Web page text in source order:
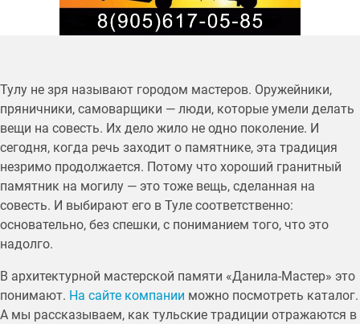
Тулу не зря называют городом мастеров. Оружейники,
пряничники, самоварщики — люди, которые умели делать
вещи на совесть. Их дело жило не одно поколение. И
сегодня, когда речь заходит о памятнике, эта традиция
незримо продолжается. Потому что хороший гранитный
памятник на могилу — это тоже вещь, сделанная на
совесть. И выбирают его в Туле соответственно:
основательно, без спешки, с пониманием того, что это
надолго.
В архитектурной мастерской памяти «Данила-Мастер» это
понимают. На сайте компании можно посмотреть каталог.
А мы рассказываем, как тульские традиции отражаются в